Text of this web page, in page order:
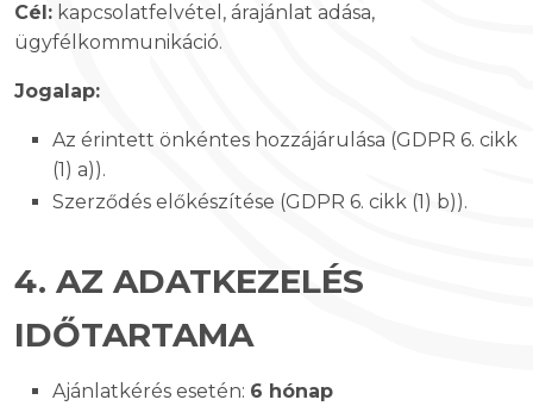
Cél: kapcsolatfelvétel, árajánlat adása,
ügyfélkommunikáció.
Jogalap:
Az érintett önkéntes hozzájárulása (GDPR 6. cikk
(1) a)).
Szerződés előkészítése (GDPR 6. cikk (1) b)).
4. AZ ADATKEZELÉS
IDŐTARTAMA
Ajánlatkérés esetén: 6 hónap